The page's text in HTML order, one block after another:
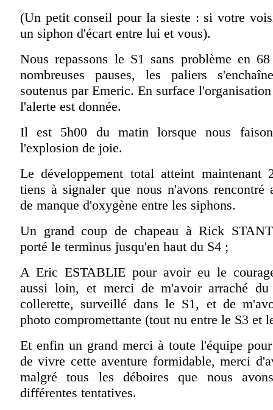
(Un petit conseil pour la sieste : si votre
un siphon d'écart entre lui et vous).
Nous repassons le S1 sans problème en
nombreuses pauses, les paliers
soutenus par Emeric. En surface
l'alerte est donnée.
Il est 5h00 du matin lorsque nous
l'explosion de joie.
Le développement total atteint maintenant
tiens à signaler que nous n'avons rencontré
de manque d'oxygène entre les siphons.
Un grand coup de chapeau à Rick
porté le terminus jusqu'en haut du S4 ;
A Eric ESTABLIE pour avoir eu le
aussi loin, et merci de m'avoir arraché du
collerette, surveillé dans le S1, et de
photo compromettante (tout nu entre le S3 et
Et enfin un grand merci à toute l'équipe
de vivre cette aventure formidable, merci
malgré tous les déboires que nous
différentes tentatives.